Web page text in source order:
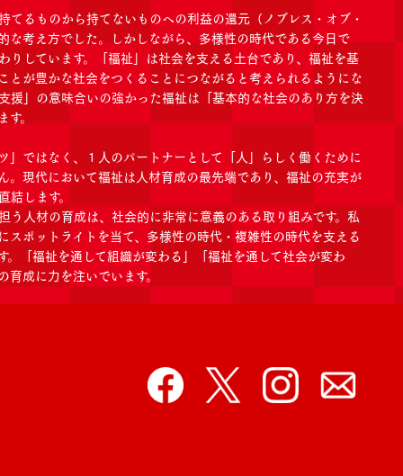
るものから持てないものへの利益の還元（ノブレス・オブ・
な考え方でした。しかしながら、多様性の時代である今日で
りしています。「福祉」は社会を支える土台であり、福祉を基
とが豊かな社会をつくることにつながると考えられるようにな
援」の意味合いの強かった福祉は「基本的な社会のあり方を決
。
ではなく、１人のパートナーとして「人」らしく働くために
。現代において福祉は人材育成の最先端であり、福祉の充実が
結します。
人材の育成は、社会的に非常に意義のある取り組みです。私
スポットライトを当て、多様性の時代・複雑性の時代を支える
。「福祉を通して組織が変わる」「福祉を通して社会が変わ
育成に力を注いでいます。